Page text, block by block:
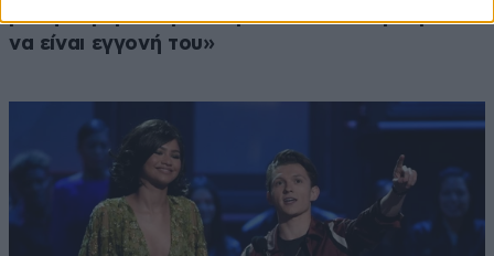
να είναι εγγονή του»